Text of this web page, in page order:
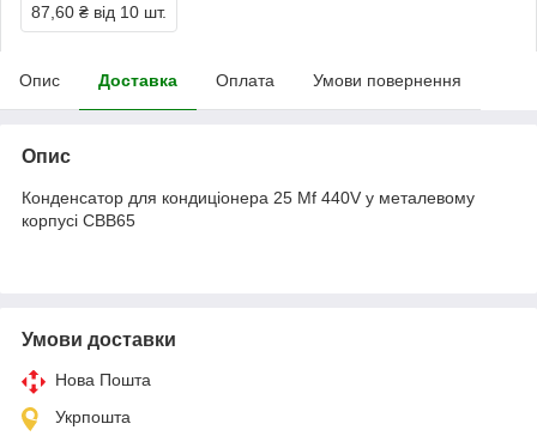
87,60 ₴ від 10 шт.
Опис Доставка Оплата Умови повернення
Опис
Конденсатор для кондиціонера 25 Mf 440V у металевому
корпусі CBB65
Умови доставки
Нова Пошта
Укрпошта